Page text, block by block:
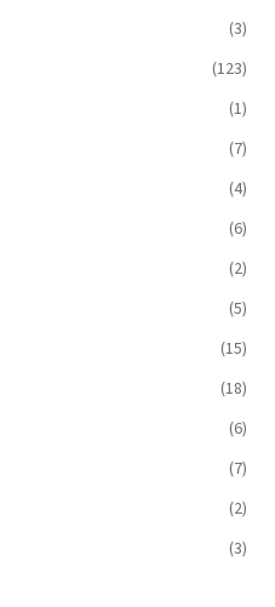
(3)
(123)
(1)
(7)
(4)
(6)
(2)
(5)
(15)
(18)
(6)
(7)
(2)
(3)